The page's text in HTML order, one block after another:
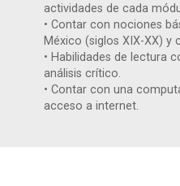
actividades de cada
• Contar con nociones
México (siglos XIX-XX) y
• Habilidades de lectura
análisis crítico.
• Contar con una
acceso a internet.